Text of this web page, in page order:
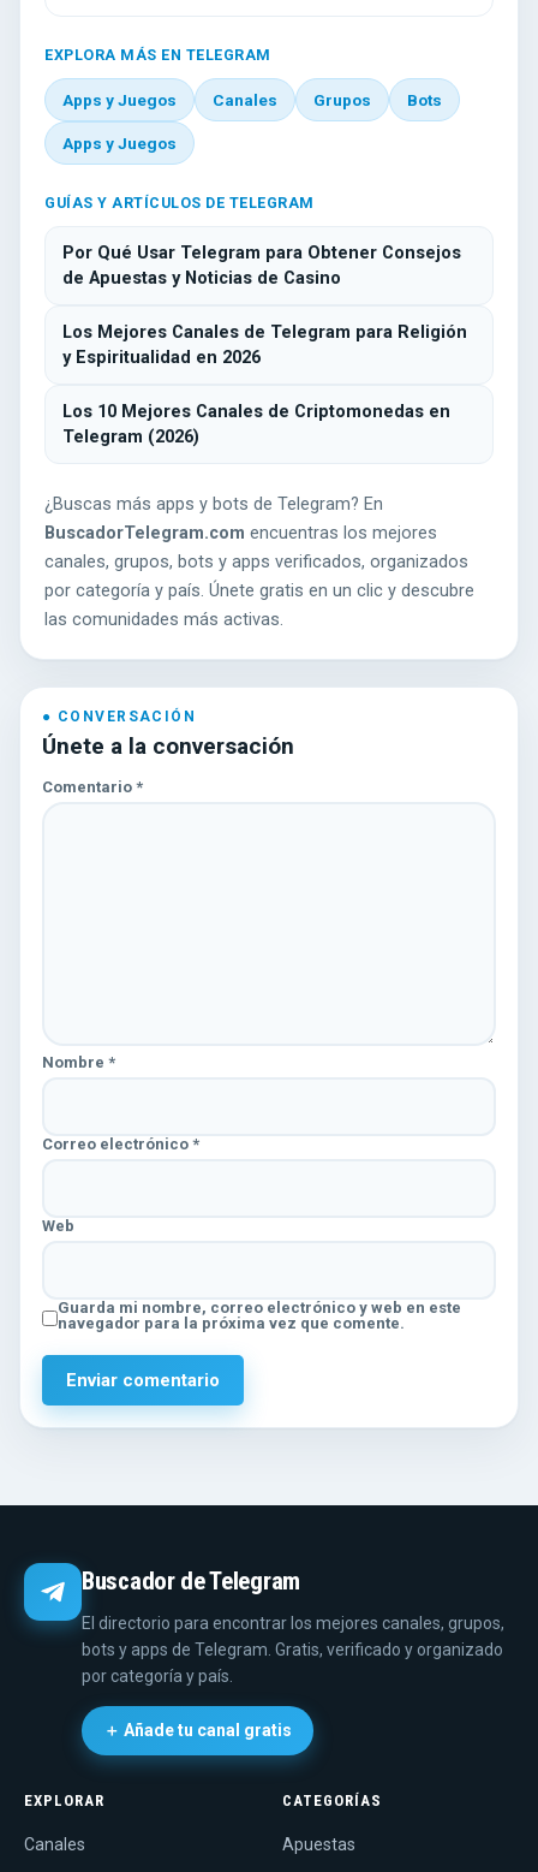
EXPLORA MÁS EN TELEGRAM
Apps y Juegos Canales Grupos Bots
Apps y Juegos
GUÍAS Y ARTÍCULOS DE TELEGRAM
Por Qué Usar Telegram para Obtener Consejos
de Apuestas y Noticias de Casino
Los Mejores Canales de Telegram para Religión
y Espiritualidad en 2026
Los 10 Mejores Canales de Criptomonedas en
Telegram (2026)
¿Buscas más apps y bots de Telegram? En
BuscadorTelegram.com encuentras los mejores
canales, grupos, bots y apps verificados, organizados
por categoría y país. Únete gratis en un clic y descubre
las comunidades más activas.
Únete a la conversación
Comentario *
Nombre *
Correo electrónico *
Web
Guarda mi nombre, correo electrónico y web en este
navegador para la próxima vez que comente.
Buscador de Telegram
El directorio para encontrar los mejores canales, grupos,
bots y apps de Telegram. Gratis, verificado y organizado
por categoría y país.
＋ Añade tu canal gratis
EXPLORAR
Canales
CATEGORÍAS
Apuestas